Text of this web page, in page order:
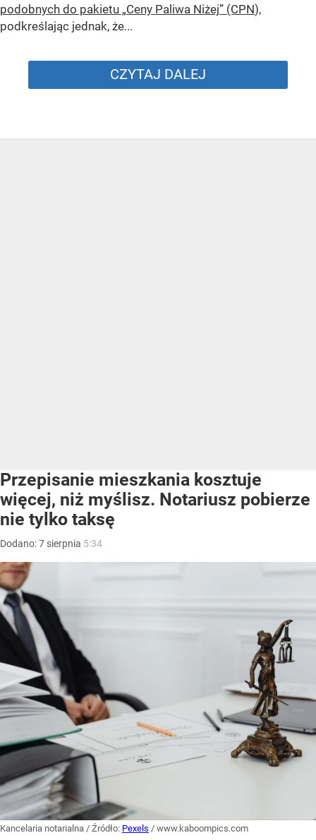
podobnych do pakietu „Ceny Paliwa Niżej” (CPN),
podkreślając jednak, że...
CZYTAJ DALEJ
Przepisanie mieszkania kosztuje
więcej, niż myślisz. Notariusz pobierze
nie tylko taksę
Dodano:7 sierpnia 5:34
Kancelaria notarialna / Źródło: Pexels / www.kaboompics.com